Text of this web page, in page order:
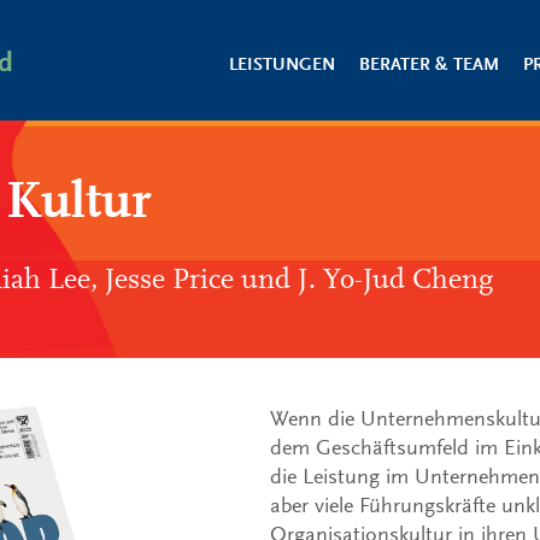
LEISTUNGEN BERATER & TEAM
Kultur
Lee, Jesse Price und J. Yo-Jud Cheng
Wenn die
dem Geschäftsumfeld im
die Leistung im
aber viele Führungskräfte